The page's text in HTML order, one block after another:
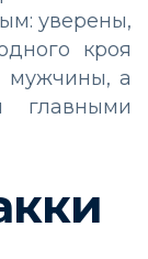
уверены,
кроя
мужчины, а